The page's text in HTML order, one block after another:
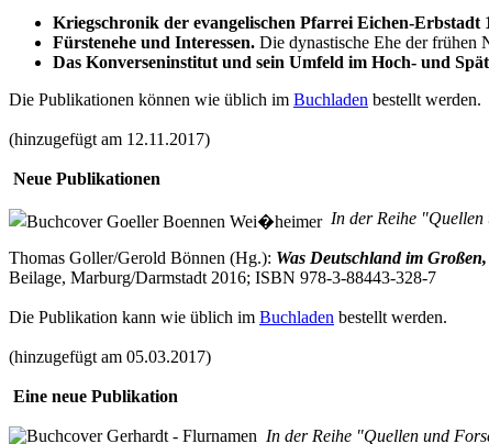
Kriegschronik der evangelischen Pfarrei Eichen-Erbstadt
Fürstenehe und Interessen. Die dynastische Ehe der frühen
Das Konverseninstitut und sein Umfeld im Hoch- und
Die Publikationen können wie üblich im Buchladen bestellt werden.
(hinzugefügt am 12.11.2017)
Neue Publikationen
In der Reihe "Quellen
Thomas Goller/Gerold Bönnen (Hg.): Was Deutschland im
Beilage, Marburg/Darmstadt 2016; ISBN 978-3-88443-328-7
Die Publikation kann wie üblich im Buchladen bestellt werden.
(hinzugefügt am 05.03.2017)
Eine neue Publikation
In der Reihe "Quellen und